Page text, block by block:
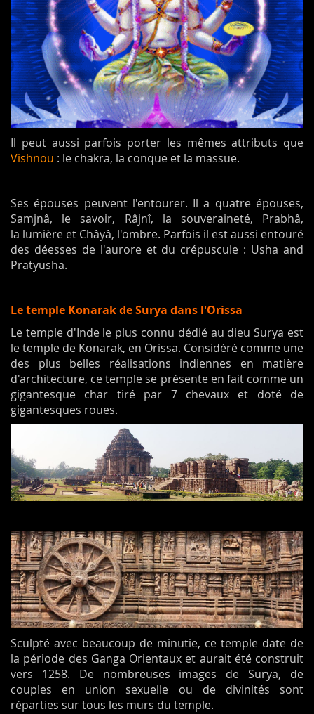
Il peut aussi parfois porter les mêmes attributs que
Vishnou : le chakra, la conque et la massue.
Ses épouses peuvent l'entourer. Il a quatre épouses,
Samjnâ, le savoir, Râjnî, la souveraineté, Prabhâ,
la lumière et Châyâ, l'ombre. Parfois il est aussi entouré
des déesses de l'aurore et du crépuscule : Usha and
Pratyusha.
Le temple Konarak de Surya dans l'Orissa
Le temple d'Inde le plus connu dédié au dieu Surya est
le temple de Konarak, en Orissa. Considéré comme une
des plus belles réalisations indiennes en matière
d'architecture, ce temple se présente en fait comme un
gigantesque char tiré par 7 chevaux et doté de
gigantesques roues.
Sculpté avec beaucoup de minutie, ce temple date de
la période des Ganga Orientaux et aurait été construit
vers 1258. De nombreuses images de Surya, de
couples en union sexuelle ou de divinités sont
réparties sur tous les murs du temple.